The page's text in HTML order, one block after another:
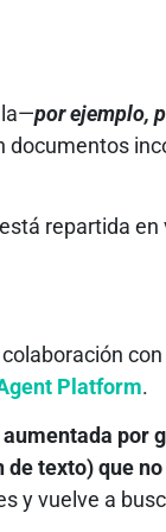
por ejemplo,
repartida
Platform.
por
texto) que
y vuelve a